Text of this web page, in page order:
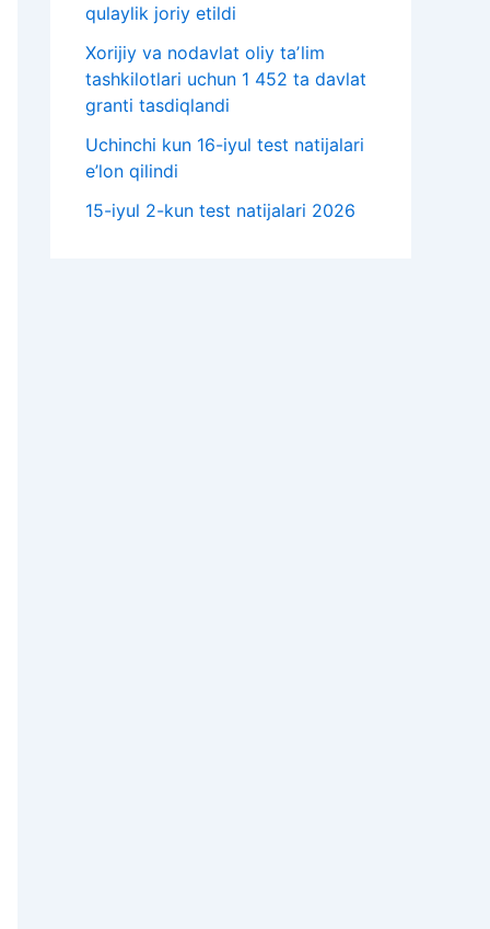
qulaylik joriy etildi
Xorijiy va nodavlat oliy taʼlim
tashkilotlari uchun 1 452 ta davlat
granti tasdiqlandi
Uchinchi kun 16-iyul test natijalari
e’lon qilindi
15-iyul 2-kun test natijalari 2026